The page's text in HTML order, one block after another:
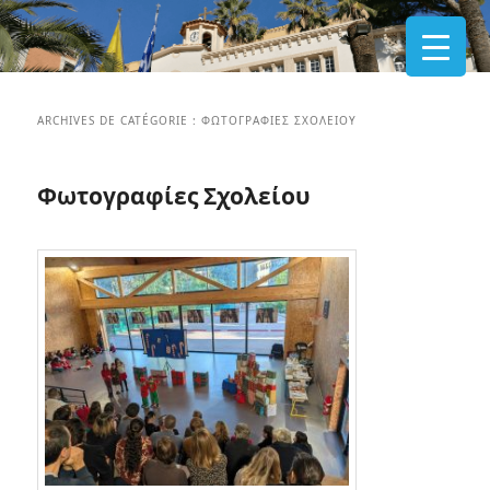
ARCHIVES DE CATÉGORIE :ΦΩΤΟΓΡΑΦΊΕΣ ΣΧΟΛΕΊΟΥ
Φωτογραφίες Σχολείου